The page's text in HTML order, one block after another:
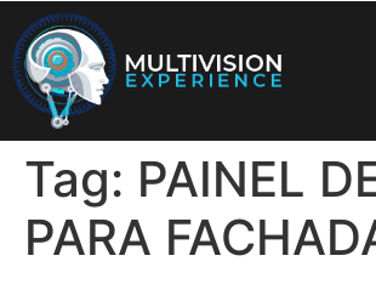
Tag: PAINEL
PARA